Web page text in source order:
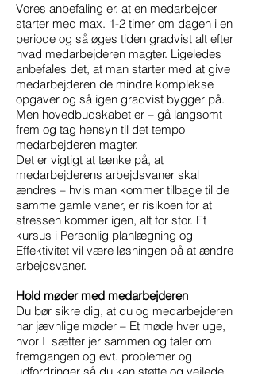
Vores anbefaling er, at en medarbejder
starter med max. 1-2 timer om dagen i en
periode og så øges tiden gradvist alt efter
hvad medarbejderen magter. Ligeledes
anbefales det, at man starter med at give
medarbejderen de mindre komplekse
opgaver og så igen gradvist bygger på.
Men hovedbudskabet er – gå langsomt
frem og tag hensyn til det tempo
medarbejderen magter.
Det er vigtigt at tænke på, at
medarbejderens arbejdsvaner skal
ændres – hvis man kommer tilbage til de
samme gamle vaner, er risikoen for at
stressen kommer igen, alt for stor. Et
kursus i Personlig planlægning og
Effektivitet vil være løsningen på at ændre
arbejdsvaner.
Hold møder med medarbejderen
Du bør sikre dig, at du og medarbejderen
har jævnlige møder – Et møde hver uge,
hvor I sætter jer sammen og taler om
fremgangen og evt. problemer og